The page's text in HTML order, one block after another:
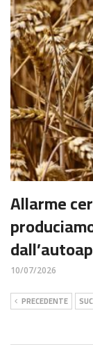
Allarme
10/07/2026
PRECEDENTE